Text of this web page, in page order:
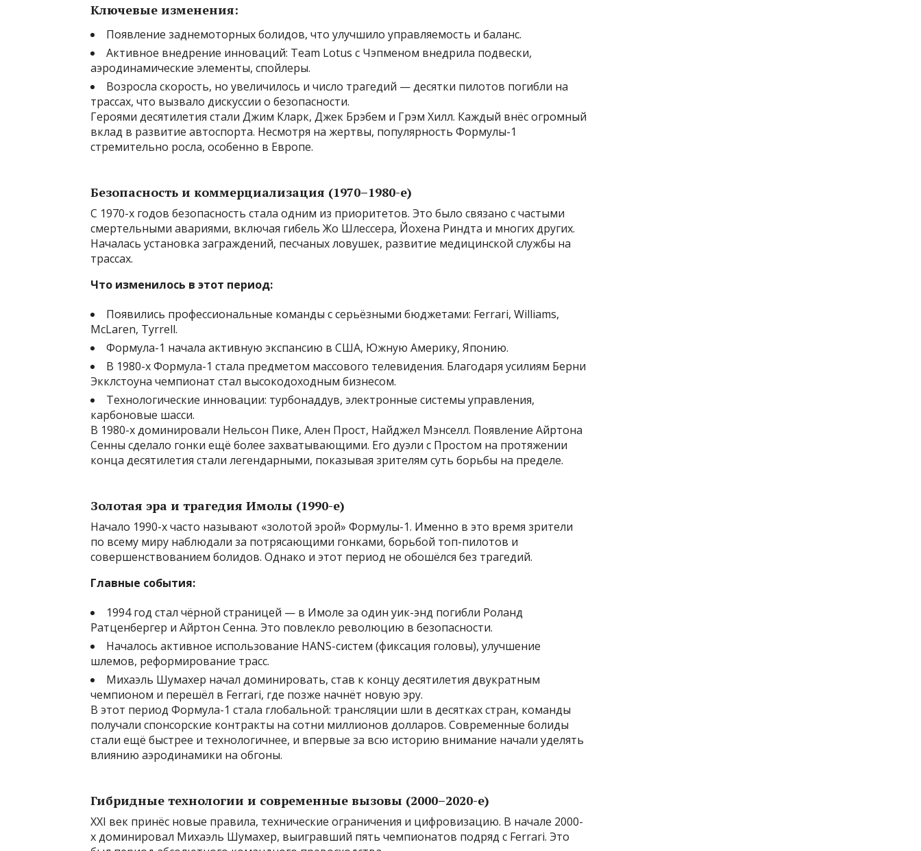
Ключевые изменения:
Появление заднемоторных болидов, что улучшило управляемость и баланс.
Активное внедрение инноваций: Team Lotus с Чэпменом внедрила подвески,
аэродинамические элементы, спойлеры.
Возросла скорость, но увеличилось и число трагедий — десятки пилотов погибли на
трассах, что вызвало дискуссии о безопасности.
Героями десятилетия стали Джим Кларк, Джек Брэбем и Грэм Хилл. Каждый внёс огромный
вклад в развитие автоспорта. Несмотря на жертвы, популярность Формулы-1
стремительно росла, особенно в Европе.
Безопасность и коммерциализация (1970–1980-е)
С 1970-х годов безопасность стала одним из приоритетов. Это было связано с частыми
смертельными авариями, включая гибель Жо Шлессера, Йохена Риндта и многих других.
Началась установка заграждений, песчаных ловушек, развитие медицинской службы на
трассах.
Что изменилось в этот период:
Появились профессиональные команды с серьёзными бюджетами: Ferrari, Williams,
McLaren, Tyrrell.
Формула-1 начала активную экспансию в США, Южную Америку, Японию.
В 1980-х Формула-1 стала предметом массового телевидения. Благодаря усилиям Берни
Экклстоуна чемпионат стал высокодоходным бизнесом.
Технологические инновации: турбонаддув, электронные системы управления,
карбоновые шасси.
В 1980-х доминировали Нельсон Пике, Ален Прост, Найджел Мэнселл. Появление Айртона
Сенны сделало гонки ещё более захватывающими. Его дуэли с Простом на протяжении
конца десятилетия стали легендарными, показывая зрителям суть борьбы на пределе.
Золотая эра и трагедия Имолы (1990-е)
Начало 1990-х часто называют «золотой эрой» Формулы-1. Именно в это время зрители
по всему миру наблюдали за потрясающими гонками, борьбой топ-пилотов и
совершенствованием болидов. Однако и этот период не обошёлся без трагедий.
Главные события:
1994 год стал чёрной страницей — в Имоле за один уик-энд погибли Роланд
Ратценбергер и Айртон Сенна. Это повлекло революцию в безопасности.
Началось активное использование HANS-систем (фиксация головы), улучшение
шлемов, реформирование трасс.
Михаэль Шумахер начал доминировать, став к концу десятилетия двукратным
чемпионом и перешёл в Ferrari, где позже начнёт новую эру.
В этот период Формула-1 стала глобальной: трансляции шли в десятках стран, команды
получали спонсорские контракты на сотни миллионов долларов. Современные болиды
стали ещё быстрее и технологичнее, и впервые за всю историю внимание начали уделять
влиянию аэродинамики на обгоны.
Гибридные технологии и современные вызовы (2000–2020-е)
XXI век принёс новые правила, технические ограничения и цифровизацию. В начале 2000-
х доминировал Михаэль Шумахер, выигравший пять чемпионатов подряд с Ferrari. Это